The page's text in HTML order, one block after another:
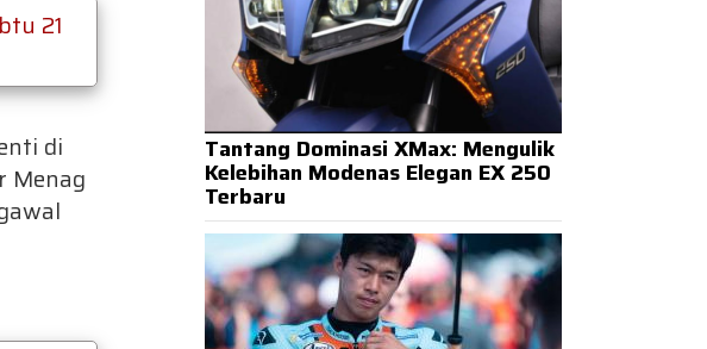
21
di
Menag
Tantang Dominasi XMax: Mengulik
Kelebihan Modenas Elegan EX 250
Terbaru